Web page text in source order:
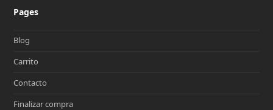
Pages
Blog
Carrito
Contacto
Finalizar compra